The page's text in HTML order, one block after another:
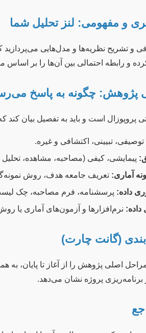
و تشریح نظریه‌ها و مدل‌هایی
و رابطه احتمالی بین آن‌ها را بر
پروپوزال است و باید به تفصیل بیان
توصیفی، تبیینی، اکتشافی و غیره.
پیمایشی، کیفی (مصاحبه، مشاهده، تحلیل
آماری: تعریف جامعه هدف، روش
داده: پرسشنامه، فرم مصاحبه، چک
نرم‌افزارها و آزمون‌های آماری یا
اصلی پژوهش را از آغاز تا پایان، به
برنامه‌ریزی پروژه نشان می‌دهد.